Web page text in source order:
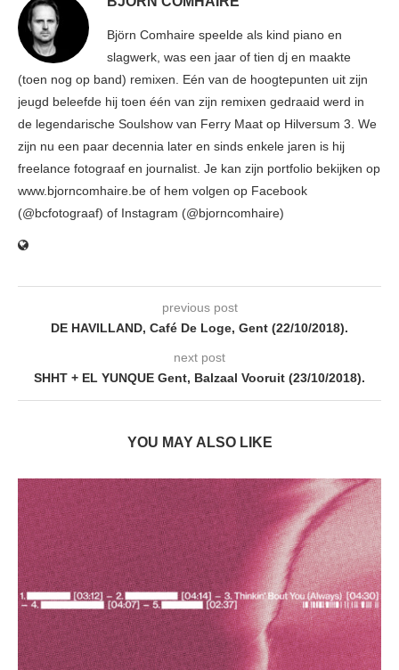
Björn Comhaire speelde als kind piano en
slagwerk, was een jaar of tien dj en maakte
(toen nog op band) remixen. Eén van de hoogtepunten uit zijn
jeugd beleefde hij toen één van zijn remixen gedraaid werd in
de legendarische Soulshow van Ferry Maat op Hilversum 3. We
zijn nu een paar decennia later en sinds enkele jaren is hij
freelance fotograaf en journalist. Je kan zijn portfolio bekijken op
www.bjorncomhaire.be of hem volgen op Facebook
(@bcfotograaf) of Instagram (@bjorncomhaire)
previous post
DE HAVILLAND, Café De Loge, Gent (22/10/2018).
next post
SHHT + EL YUNQUE Gent, Balzaal Vooruit (23/10/2018).
YOU MAY ALSO LIKE